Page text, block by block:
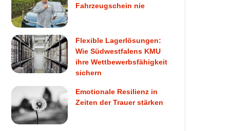
Fahrzeugschein nie
Flexible Lagerlösungen:
Wie Südwestfalens KMU
ihre Wettbewerbsfähigkeit
sichern
Emotionale Resilienz in
Zeiten der Trauer stärken